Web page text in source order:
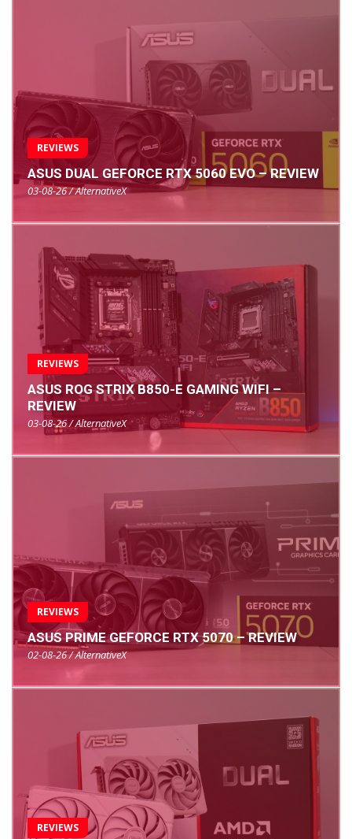
REVIEWS
ASUS DUAL GEFORCE RTX 5060 EVO – REVIEW
03-08-26 / AlternativeX
REVIEWS
ASUS ROG STRIX B850-E GAMING WIFI –
REVIEW
03-08-26 / AlternativeX
REVIEWS
ASUS PRIME GEFORCE RTX 5070 – REVIEW
02-08-26 / AlternativeX
REVIEWS